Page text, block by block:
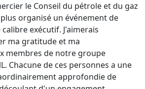
le Conseil du pétrole et du gaz
organisé un événement de
exécutif. J'aimerais
ma gratitude et ma
membres de notre groupe
Chacune de ces personnes a une
approfondie de